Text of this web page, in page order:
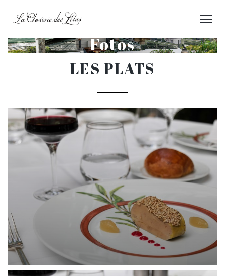
Fotos
LES PLATS